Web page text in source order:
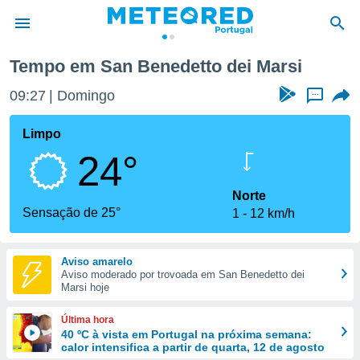
da
foi
fornecidas
a este
das
e
forma
digital
Tempo em San Benedetto dei Marsi
09:27 Domingo ...
Limpo
24°
Sensação de 25°
Norte
1
12 km/h
Aviso amarelo
Aviso moderado por trovoada em San Benedetto dei
Marsi hoje
Última hora
40 ºC à vista em Portugal na próxima semana:
calor intensifica a partir de quarta, 12 de agosto